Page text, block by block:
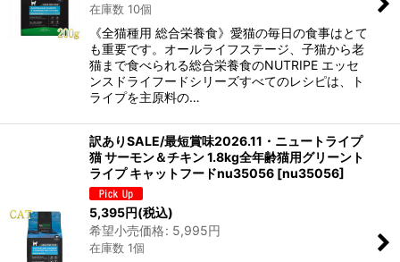
在庫数 10個
《全猫種用 総合栄養食》愛猫の毎日の食事はとて
も重要です。オールライフステージ、子猫から老
猫まで食べられる総合栄養食のNUTRIPE エッセ
ンスドライフードシリーズすべてのレシピは、ト
ライプを主原料の…
訳ありSALE/最短賞味2026.11・ニュートライプ
猫 サーモン＆チキン 1.8kg全年齢猫用グリーント
ライプ キャットフードnu35056 [nu35056]
5,395円(税込)
希望小売価格: 5,995円
在庫数 1個